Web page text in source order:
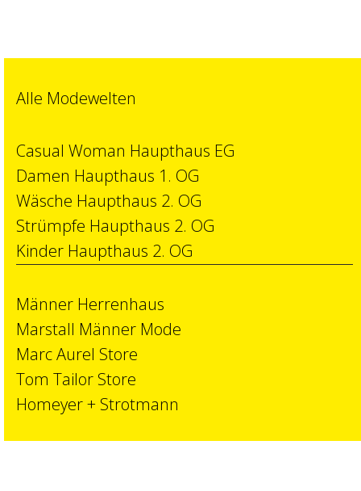
Alle Modewelten
Casual Woman Haupthaus EG
Damen Haupthaus 1. OG
Wäsche Haupthaus 2. OG
Strümpfe Haupthaus 2. OG
Kinder Haupthaus 2. OG
Männer Herrenhaus
Marstall Männer Mode
Marc Aurel Store
Tom Tailor Store
Homeyer + Strotmann